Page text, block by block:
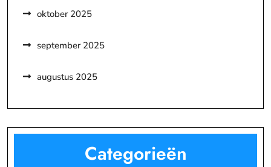
oktober 2025
september 2025
augustus 2025
Categorieën